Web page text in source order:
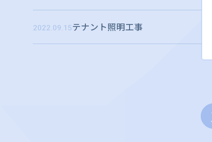
2022.09.15テナント照明工事